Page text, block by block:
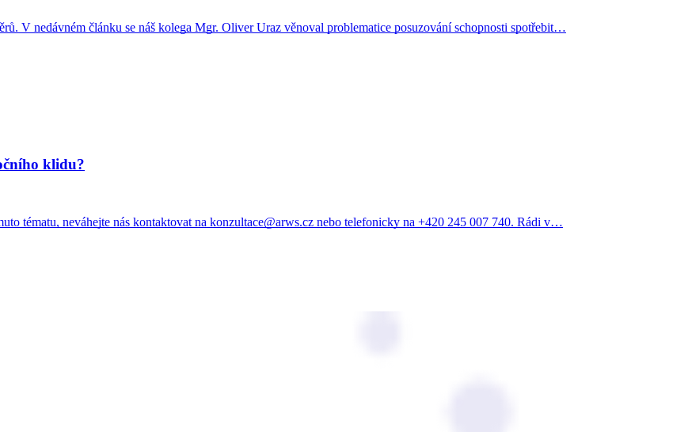
V nedávném článku se náš kolega Mgr. Oliver Uraz věnoval problematice posuzování schopnosti spotřebit…
klidu?
tématu, neváhejte nás kontaktovat na konzultace@arws.cz nebo telefonicky na +420 245 007 740. Rádi v…